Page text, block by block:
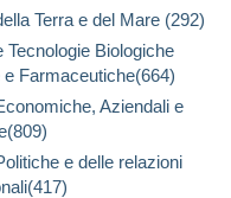
Terra e del Mare (292)
Tecnologie Biologiche
Farmaceutiche(664)
Aziendali e
e delle relazioni